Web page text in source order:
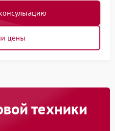
цены
техники